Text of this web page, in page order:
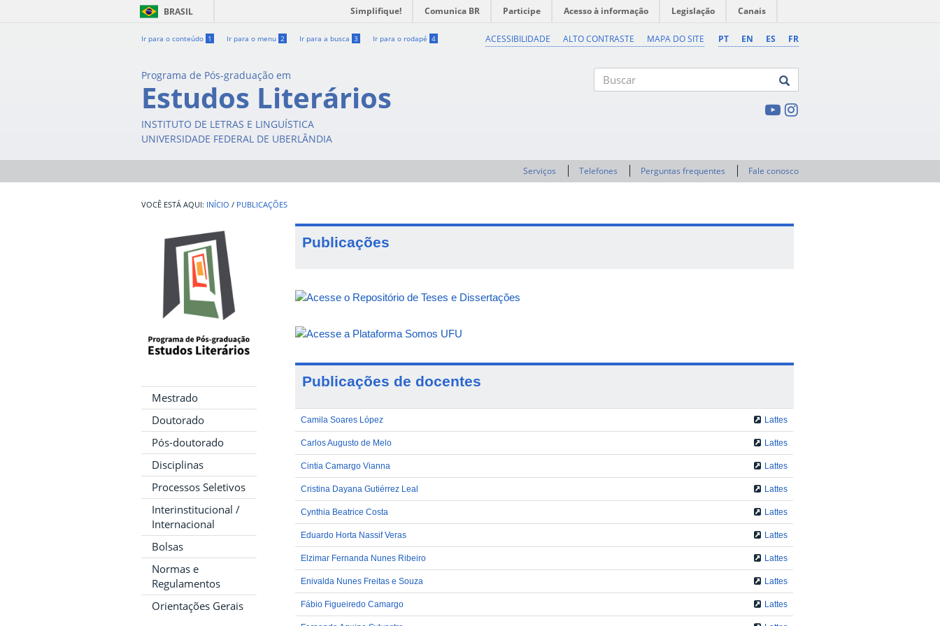
BRASIL Simplifique! Comunica BR Participe Acesso à informação Legislação Canais
Ir para o conteúdo 1 Ir para o menu 2 Ir para a busca 3 Ir para o rodapé 4 PT EN ES FR
ACESSIBILIDADE ALTO CONTRASTE MAPA DO SITE
Programa de Pós-graduação em
Estudos Literários
INSTITUTO DE LETRAS E LINGUÍSTICA
UNIVERSIDADE FEDERAL DE UBERLÂNDIA
Serviços Telefones Perguntas frequentes Fale conosco
INÍCIO / PUBLICAÇÕES
Mestrado
Doutorado
Pós-doutorado
Disciplinas
Processos Seletivos
Interinstitucional /
Internacional
Bolsas
Normas e
Regulamentos
Orientações Gerais
Publicações
Publicações de docentes
Camila Soares López Lattes
Carlos Augusto de Melo Lattes
Cintia Camargo Vianna Lattes
Cristina Dayana Gutiérrez Leal Lattes
Cynthia Beatrice Costa Lattes
Eduardo Horta Nassif Veras Lattes
Elzimar Fernanda Nunes Ribeiro Lattes
Enivalda Nunes Freitas e Souza Lattes
Fábio Figueiredo Camargo Lattes